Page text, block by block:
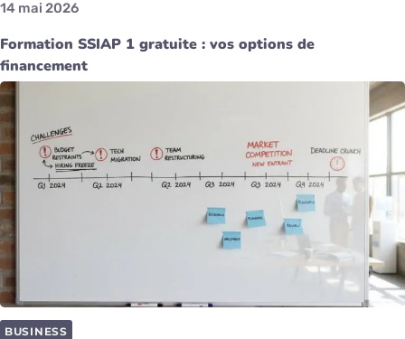
14 mai 2026
Formation SSIAP 1 gratuite : vos options de
financement
BUSINESS